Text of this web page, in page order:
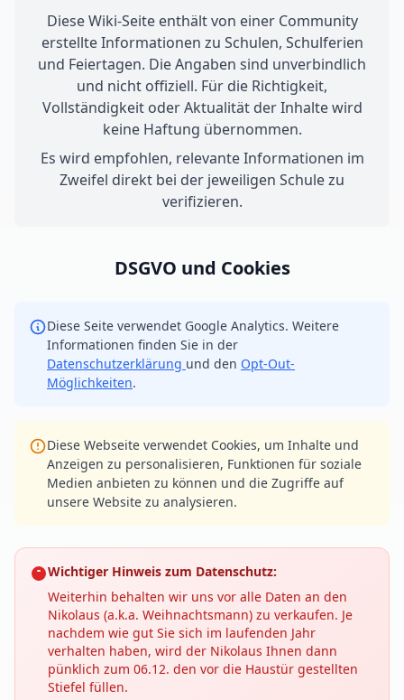
Diese Wiki-Seite enthält von einer Community
erstellte Informationen zu Schulen, Schulferien
und Feiertagen. Die Angaben sind unverbindlich
und nicht offiziell. Für die Richtigkeit,
Vollständigkeit oder Aktualität der Inhalte wird
keine Haftung übernommen.
Es wird empfohlen, relevante Informationen im
Zweifel direkt bei der jeweiligen Schule zu
verifizieren.
DSGVO und Cookies
Diese Seite verwendet Google Analytics. Weitere
Informationen finden Sie in der
Datenschutzerklärung und den Opt-Out-
Möglichkeiten.
Diese Webseite verwendet Cookies, um Inhalte und
Anzeigen zu personalisieren, Funktionen für soziale
Medien anbieten zu können und die Zugriffe auf
unsere Website zu analysieren.
Wichtiger Hinweis zum Datenschutz:
Weiterhin behalten wir uns vor alle Daten an den
Nikolaus (a.k.a. Weihnachtsmann) zu verkaufen. Je
nachdem wie gut Sie sich im laufenden Jahr
verhalten haben, wird der Nikolaus Ihnen dann
pünklich zum 06.12. den vor die Haustür gestellten
Stiefel füllen.